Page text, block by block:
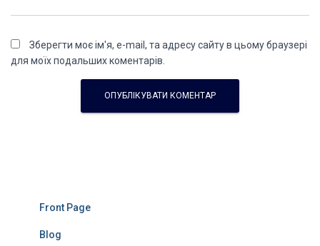
Зберегти моє ім'я, e-mail, та адресу сайту в цьому браузері
для моїх подальших коментарів.
Front Page
Blog